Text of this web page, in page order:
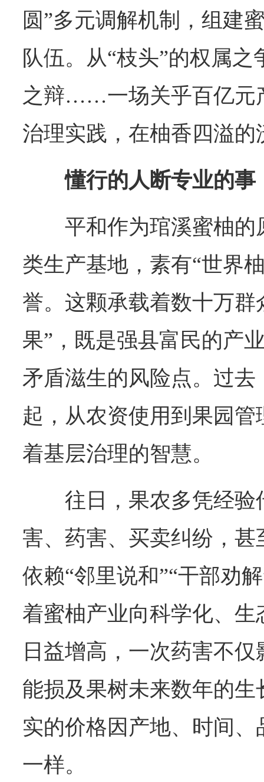
圆”多元调解机制，组建
队伍。从“枝头”的权属之
之辩……一场关乎百亿元
治理实践，在柚香四溢的
懂行的人断专业的事
平和作为琯溪蜜柚
类生产基地，素有“世界
誉。这颗承载着数十万群
果”，既是强县富民的产
矛盾滋生的风险点。过
起，从农资使用到果园
着基层治理的智慧。
往日，果农多凭经
害、药害、买卖纠纷，
依赖“邻里说和”“干部劝
着蜜柚产业向科学化、
日益增高，一次药害不
能损及果树未来数年的
实的价格因产地、时间
一样。